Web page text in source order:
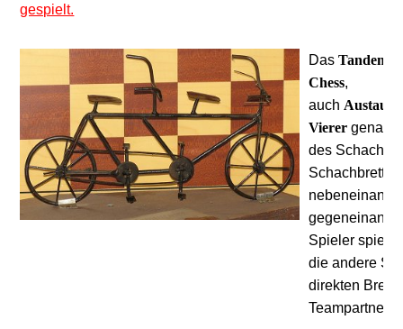
gespielt.
Das
Chess,
auch
Vierer
des Schach,
Spieler spielt
die andere
direkten
Teampartner